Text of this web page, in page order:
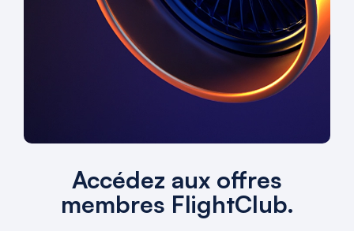
Accédez aux offres
membres FlightClub.